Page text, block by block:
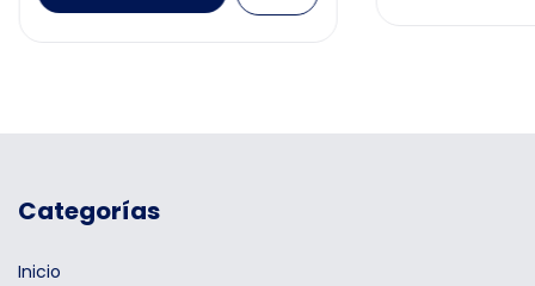
Categorías
Inicio